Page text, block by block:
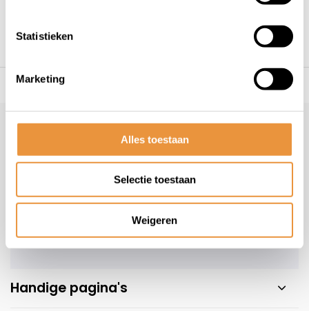
Statistieken
Marketing
Alles toestaan
Selectie toestaan
Weigeren
voor uw tweewieler Niet goed = geld
Veelgestelde vragen
+31 78 780 2330
info@artsloten.nl
Handige pagina's